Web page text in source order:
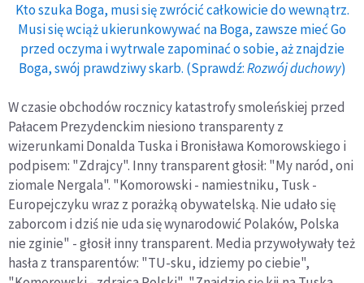
Kto szuka Boga, musi się zwrócić całkowicie do wewnątrz.
Musi się wciąż ukierunkowywać na Boga, zawsze mieć Go
przed oczyma i wytrwale zapominać o sobie, aż znajdzie
Boga, swój prawdziwy skarb. (Sprawdź:Rozwój duchowy)
W czasie obchodów rocznicy katastrofy smoleńskiej przed
Pałacem Prezydenckim niesiono transparenty z
wizerunkami Donalda Tuska i Bronisława Komorowskiego i
podpisem: "Zdrajcy". Inny transparent głosił: "My naród, oni
ziomale Nergala". "Komorowski - namiestniku, Tusk -
Europejczyku wraz z porażką obywatelską. Nie udało się
zaborcom i dziś nie uda się wynarodowić Polaków, Polska
nie zginie" - głosił inny transparent. Media przywoływały też
hasła z transparentów: "TU-sku, idziemy po ciebie",